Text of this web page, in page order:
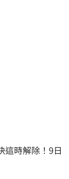
這時解除！9日